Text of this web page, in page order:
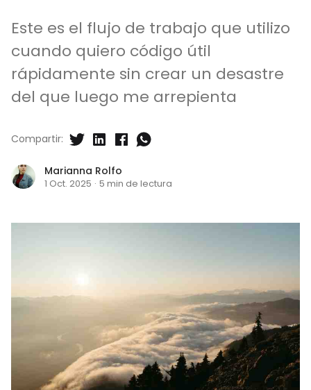
Este es el flujo de trabajo que utilizo
cuando quiero código útil
rápidamente sin crear un desastre
del que luego me arrepienta
Marianna Rolfo
1 Oct. 2025 · 5 min de lectura
Compartir: